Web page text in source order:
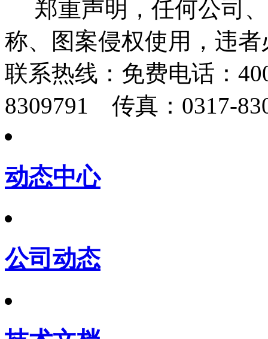
郑重声明，任何公司
称、图案侵权使用，违
联系热线： 免费电话：
8309791 传真：0317-
动态中心
公司动态